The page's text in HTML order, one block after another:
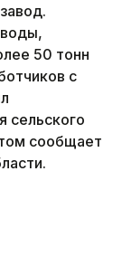
50 тонн
с
сельского
сообщает